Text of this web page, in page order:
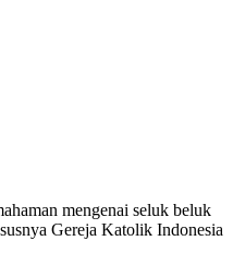
mengenai seluk beluk
Gereja Katolik Indonesia